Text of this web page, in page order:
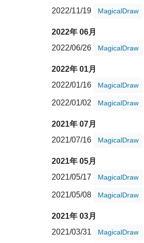
2022/11/19
MagicalDraw
2022年 06月
2022/06/26
MagicalDraw
2022年 01月
2022/01/16
MagicalDraw
2022/01/02 MagicalDraw
2021年 07月
2021/07/16
MagicalDraw
2021年 05月
2021/05/17
MagicalDraw
2021/05/08 MagicalDraw
2021年 03月
2021/03/31
MagicalDraw